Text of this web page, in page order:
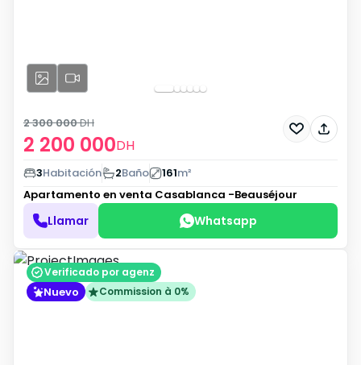
2 200 000DH
2 300 000DH
3Habitación 2Baño 161m²
Apartamento en venta Casablanca -Beauséjour
Llamar Whatsapp
Verificado por agenz
Nuevo Commission à 0%